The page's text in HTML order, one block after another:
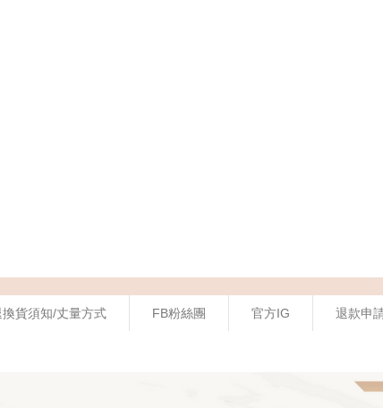
換貨須知/丈量方式 FB粉絲團 官方IG 退款申